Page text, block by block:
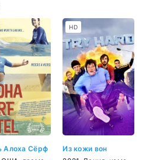
Алоха Сёрф
Из кожи вон
HD